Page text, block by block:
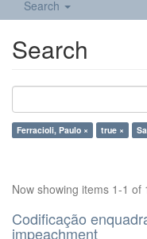
Search
Search
Ferracioli, Paulo × true ×
Now showing items 1-1 of
Codificação
impeachment